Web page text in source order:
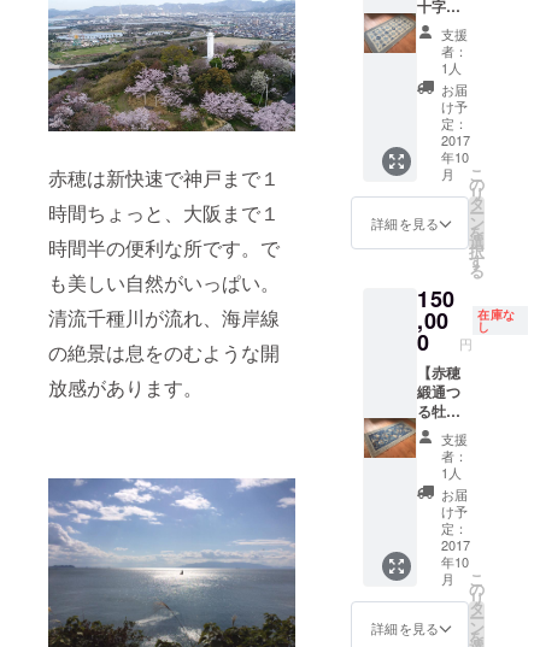
赤穂は新快速で神戸まで１
時間ちょっと、大阪まで１
時間半の便利な所です。で
も美しい自然がいっぱい。
清流千種川が流れ、海岸線
の絶景は息をのむような開
放感があります。
の庭入
場チ
ケット
回数
券 500
円×２枚
※有効期
限２０
１８年
１２月
３１日
※竹や森
の植物
ち帰り
くださ
い。
り：3人
まで泊
まれま
す。 ※
宿泊概
要は別
途支援
者にお
知らせ
しま
す。 ＋
・お礼
のポス
台が丘
探検地
図 ＋ ・
森の庭
入場チ
ケット
回数
券 500
円×２枚
※有効期
限２０
１８年
１２月
３１日
※竹や森
の植物
をどう
ぞお持
ち帰り
十字唐
花】 ・
赤穂緞
通菱十
字唐花
１枚
（畳一
畳分）
詳しく
は→
http://a
kodant
su.com/
works/2
post-
144.php
+ ・森
の家宿
泊券 ※
素泊ま
り：3人
まで泊
まれま
す。 ※
宿泊概
要は別
途支援
者にお
知らせ
しま
す。 ＋
・お礼
のポス
支援
者：
1人
お届
け予
定：
2017
年10
月
詳細を見る
こ
の
リ
タ
ー
ン
を
選
択
す
る
150
,00
0 円
在庫な
し
【赤穂
緞通つ
る牡
丹】 ・
赤穂緞
通つる
牡丹１
枚（畳
一畳
分） 詳
しくは
→
http://a
kodant
su.com/
支援
者：
1人
お届
け予
定：
2017
年10
月
詳細を見る
こ
の
リ
タ
ー
ン
を